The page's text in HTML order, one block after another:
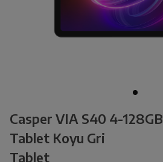
Casper VIA S40 4-128GB
Tablet Koyu Gri
Tablet